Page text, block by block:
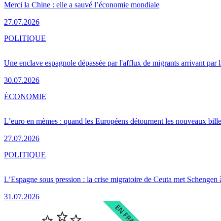
Merci la Chine : elle a sauvé l’économie mondiale
27.07.2026
Une enclave espagnole dépassée par l'afflux de migrants arrivant par
30.07.2026
POLITIQUE
L’euro en mèmes : quand les Européens détournent les nouveaux
27.07.2026
ÉCONOMIE
L’Espagne sous pression : la crise migratoire de Ceuta met Schengen
31.07.2026
POLITIQUE